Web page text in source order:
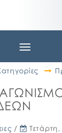
Toggle
/